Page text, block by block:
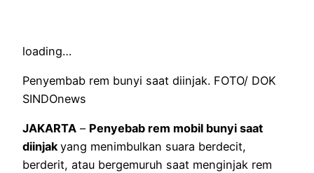
loading…
Penyembab rem bunyi saat diinjak. FOTO/ DOK
SINDOnews
JAKARTA – Penyebab rem mobil bunyi saat
diinjakyang menimbulkan suara berdecit,
berderit, atau bergemuruh saat menginjak rem